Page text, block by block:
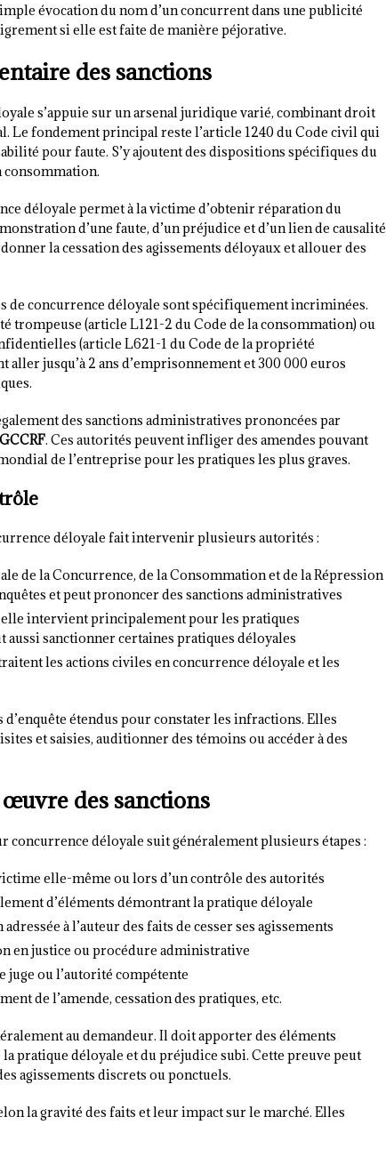
évocation du nom d’un concurrent dans une publicité
si elle est faite de manière péjorative.
des sanctions
s’appuie sur un arsenal juridique varié, combinant droit
Le fondement principal reste l’article 1240 du Code civil qui
pour faute. S’y ajoutent des dispositions spécifiques du
consommation.
déloyale permet à la victime d’obtenir réparation du
d’une faute, d’un préjudice et d’un lien de causalité
la cessation des agissements déloyaux et allouer des
de concurrence déloyale sont spécifiquement incriminées.
trompeuse (article L121-2 du Code de la consommation) ou
(article L621-1 du Code de la propriété
jusqu’à 2 ans d’emprisonnement et 300 000 euros
des sanctions administratives prononcées par
. Ces autorités peuvent infliger des amendes pouvant
de l’entreprise pour les pratiques les plus graves.
déloyale fait intervenir plusieurs autorités :
de la Concurrence, de la Consommation et de la Répression
et peut prononcer des sanctions administratives
elle intervient principalement pour les pratiques
sanctionner certaines pratiques déloyales
les actions civiles en concurrence déloyale et les
étendus pour constater les infractions. Elles
et saisies, auditionner des témoins ou accéder à des
des sanctions
concurrence déloyale suit généralement plusieurs étapes :
elle-même ou lors d’un contrôle des autorités
d’éléments démontrant la pratique déloyale
à l’auteur des faits de cesser ses agissements
en justice ou procédure administrative
juge ou l’autorité compétente
de l’amende, cessation des pratiques, etc.
au demandeur. Il doit apporter des éléments
pratique déloyale et du préjudice subi. Cette preuve peut
agissements discrets ou ponctuels.
la gravité des faits et leur impact sur le marché. Elles